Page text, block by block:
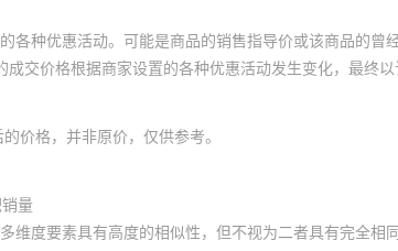
种优惠活动。可能是商品的销售指导价或该商品的曾
交价格根据商家设置的各种优惠活动发生变化，最终以
价格，并非原价，仅供参考。
量
度要素具有高度的相似性，但不视为二者具有完全相